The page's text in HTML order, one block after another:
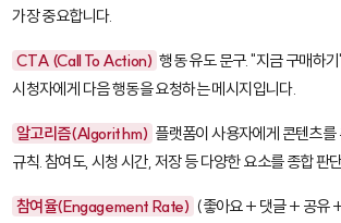
가장 중요합니다.
CTA (Call To Action) 행동 유도 문구. "지금 구매하
시청자에게 다음 행동을 요청하는 메시지입니다.
알고리즘(Algorithm) 플랫폼이 사용자에게 콘텐츠
규칙. 참여도, 시청 시간, 저장 등 다양한 요소를 종합 판
참여율(Engagement Rate) (좋아요 + 댓글 + 공유